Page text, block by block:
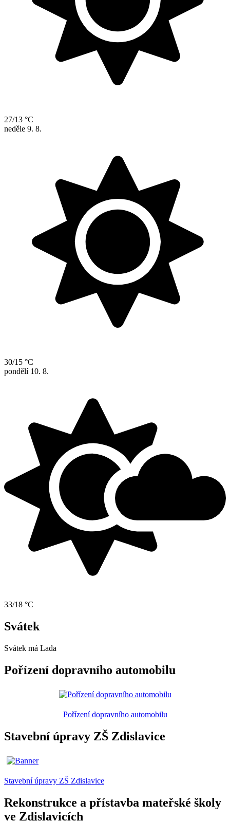
27/13 °C
neděle 9. 8.
30/15 °C
pondělí 10. 8.
33/18 °C
Svátek
Svátek má Lada
Pořízení dopravního automobilu
Pořízení dopravního automobilu
Stavební úpravy ZŠ Zdislavice
Stavební úpravy ZŠ Zdislavice
Rekonstrukce a přístavba mateřské školy
ve Zdislavicích